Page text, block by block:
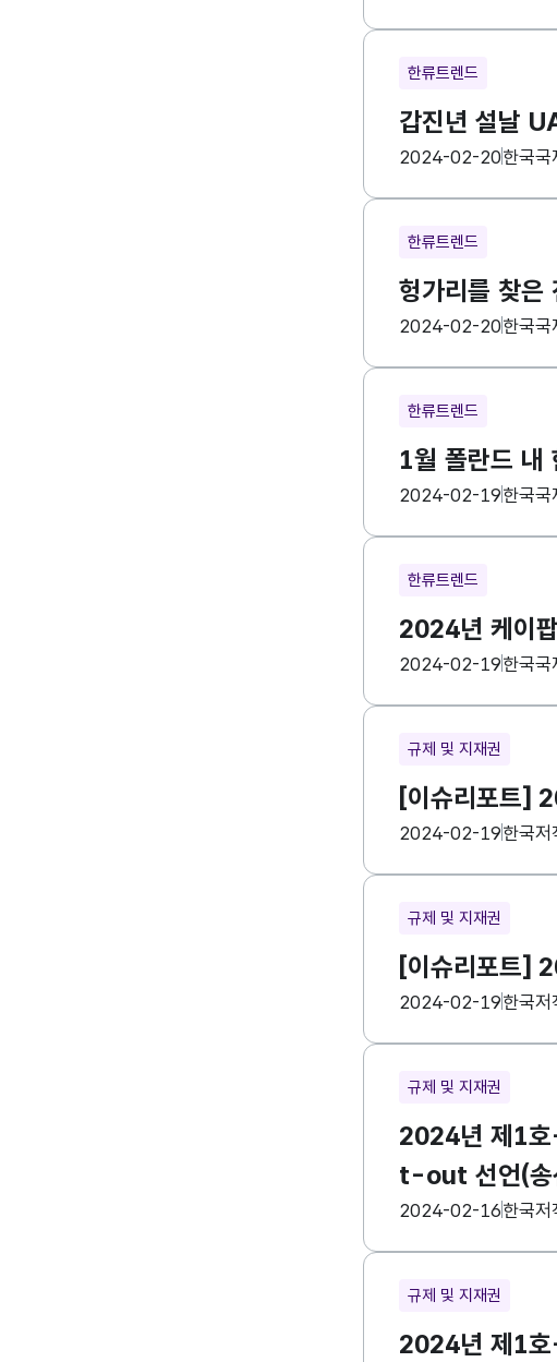
한류트렌드
갑진년 설날
등록일
2024-02-20수집기관
한국국
한류트렌드
헝가리를 찾
등록일
2024-02-20수집기관
한국국
한류트렌드
1월 폴란드 내
등록일
2024-02-19수집기관
한국국
한류트렌드
2024년 케이
등록일
2024-02-19수집기관
한국국
규제 및 지재권
[이슈리포트]
등록일
2024-02-19수집기관
한국저
규제 및 지재권
[이슈리포트]
등록일
2024-02-19수집기관
한국저
규제 및 지재권
2024년 제1호
t-out 선언(송
등록일
2024-02-16수집기관
한국저
규제 및 지재권
2024년 제1호